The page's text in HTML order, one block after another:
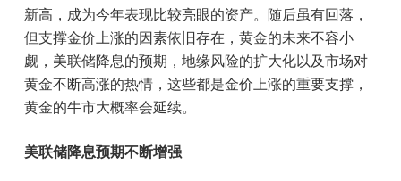
新高，成为今年表现比较亮眼的资产。随后虽有回落，
但支撑金价上涨的因素依旧存在，黄金的未来不容小
觑，美联储降息的预期，地缘风险的扩大化以及市场对
黄金不断高涨的热情，这些都是金价上涨的重要支撑，
黄金的牛市大概率会延续。
美联储降息预期不断增强